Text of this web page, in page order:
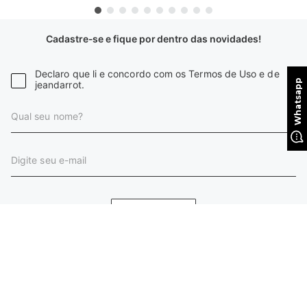
Cadastre-se e fique por dentro das novidades!
Declaro que li e concordo com os Termos de Uso e de
jeandarrot.